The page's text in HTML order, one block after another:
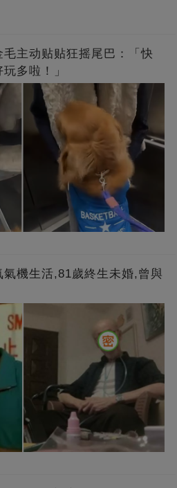
主动贴贴狂摇尾巴：「快
多啦！」
機生活,81歲終生未婚,曾與